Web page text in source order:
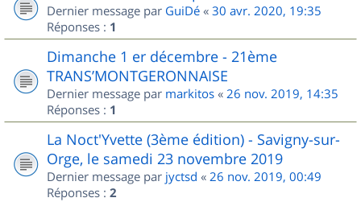
Dernier message par GuiDé « 30 avr. 2020, 19:35
Réponses : 1
Dimanche 1 er décembre - 21ème
TRANS’MONTGERONNAISE
Dernier message par markitos « 26 nov. 2019, 14:35
Réponses : 1
La Noct'Yvette (3ème édition) - Savigny-sur-
Orge, le samedi 23 novembre 2019
Dernier message par jyctsd « 26 nov. 2019, 00:49
Réponses : 2